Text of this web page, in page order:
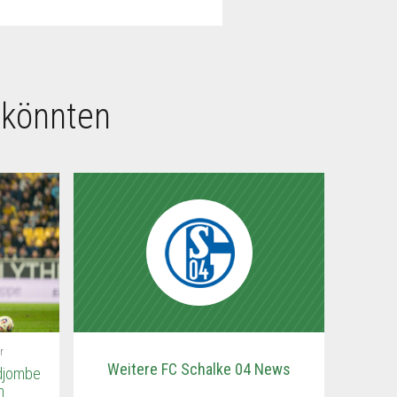
Weitere FC Schalke 04 News